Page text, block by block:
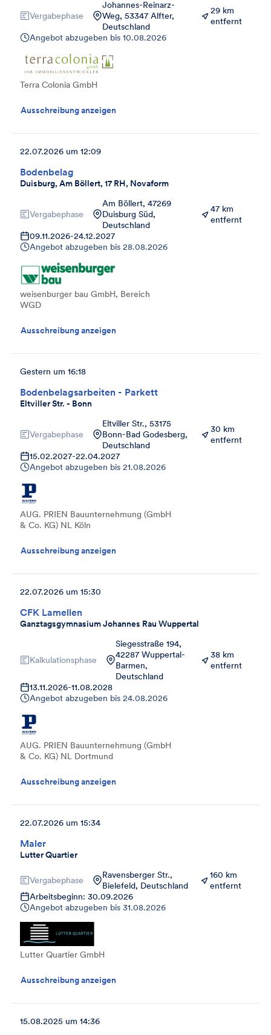
Vergabephase
Johannes-Reinarz-
Weg, 53347 Alfter,
Deutschland
29 km
entfernt
Angebot abzugeben bis 10.08.2026
Terra Colonia GmbH
Ausschreibung anzeigen
Bodenbelag
Duisburg, Am Böllert, 17 RH, Novaform
22.07.2026 um 12:09
Vergabephase
Am Böllert, 47269
Duisburg Süd,
Deutschland
47 km
entfernt
09.11.2026-24.12.2027
Angebot abzugeben bis 28.08.2026
weisenburger bau GmbH, Bereich
WGD
Ausschreibung anzeigen
Bodenbelagsarbeiten - Parkett
Eltviller Str. - Bonn
Gestern um 16:18
Vergabephase
Eltviller Str., 53175
Bonn-Bad Godesberg,
Deutschland
30 km
entfernt
15.02.2027-22.04.2027
Angebot abzugeben bis 21.08.2026
AUG. PRIEN Bauunternehmung (GmbH
& Co. KG) NL Köln
Ausschreibung anzeigen
CFK Lamellen
Ganztagsgymnasium Johannes Rau Wuppertal
22.07.2026 um 15:30
Kalkulationsphase
Siegesstraße 194,
42287 Wuppertal-
Barmen,
Deutschland
38 km
entfernt
13.11.2026-11.08.2028
Angebot abzugeben bis 24.08.2026
AUG. PRIEN Bauunternehmung (GmbH
& Co. KG) NL Dortmund
Ausschreibung anzeigen
Maler
Lutter Quartier
22.07.2026 um 15:34
Vergabephase
Ravensberger Str.,
Bielefeld, Deutschland
160 km
entfernt
Arbeitsbeginn: 30.09.2026
Angebot abzugeben bis 31.08.2026
Lutter Quartier GmbH
Ausschreibung anzeigen
15.08.2025 um 14:36